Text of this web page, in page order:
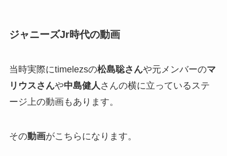
ジャニーズJr時代の動画
当時実際にtimelezsの松島聡さんや元メンバーのマ
リウスさんや中島健人さんの横に立っているステ
ージ上の動画もあります。
その動画がこちらになります。